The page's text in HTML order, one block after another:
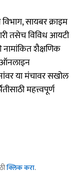
सायबर क्राइम
तसेच विविध आयटी
नामांकित शैक्षणिक
ऑनलाइन
या मंचावर सखोल
महत्त्वपूर्ण
क्लिक करा.